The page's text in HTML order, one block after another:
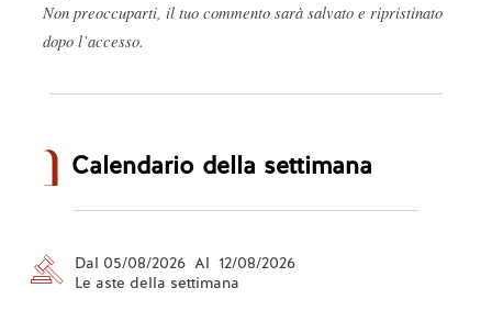
Non preoccuparti, il tuo commento sarà salvato e ripristinato
dopo l’accesso.
Calendario della settimana
Dal 05/08/2026 Al 12/08/2026
Le aste della settimana